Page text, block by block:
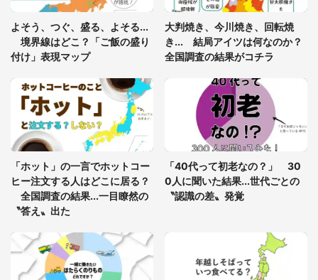
「閉所恐怖症の私は新幹線で大パニック。隣席の青
年に『手を繋いで』とお願いしたら...」 体験談に
8万人感動
7万人驚がく 「お菓子売り場ならまだしも...」「ハ
ードル高い」
あまりにも四角すぎる猫、激写される 「これもう
座布団だろ」「食パンの耳」と1.4万人困惑
よそう、つぐ、盛る、よそる...
境界線はどこ？「ご飯の盛り
付け」表現マップ
大判焼き、今川焼き、回転焼
き... 結局アイツは何なのか？
全国調査の結果がコチラ
「ホット」の一言でホットコー
ヒー注文する人はどこに居る？
全国調査の結果...一目瞭然の
〝答え〟出た
「40代って初老なの？」 30
0人に聞いた結果...世代ごとの
〝認識の差〟発覚